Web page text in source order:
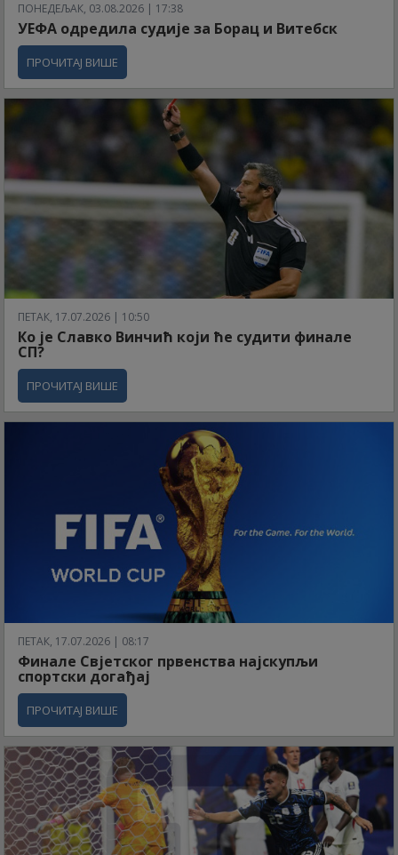
ПОНЕДЕЉАК, 03.08.2026 | 17:38
УЕФА одредила судије за Борац и Витебск
ПРОЧИТАЈ ВИШЕ
ПЕТАК, 17.07.2026 | 10:50
Ко је Славко Винчић који ће судити финале
СП?
ПРОЧИТАЈ ВИШЕ
ПЕТАК, 17.07.2026 | 08:17
Финале Свјетског првенства најскупљи
спортски догађај
ПРОЧИТАЈ ВИШЕ